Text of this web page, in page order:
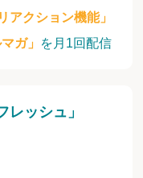
リアクション機能」
ガ」 を月1回配信
ッシュ」